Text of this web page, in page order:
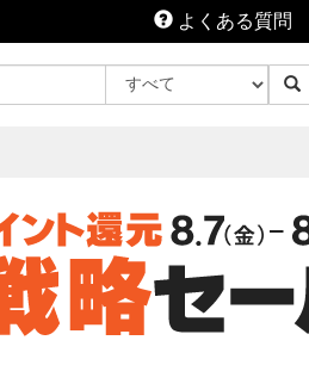
よくある質問